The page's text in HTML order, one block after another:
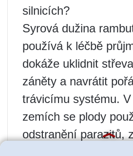
silnicích?
Syrová dužina
používá k léčbě
dokáže uklidnit
záněty a navrátit
trávicímu systému.
zemích se plody
odstranění parazitů,